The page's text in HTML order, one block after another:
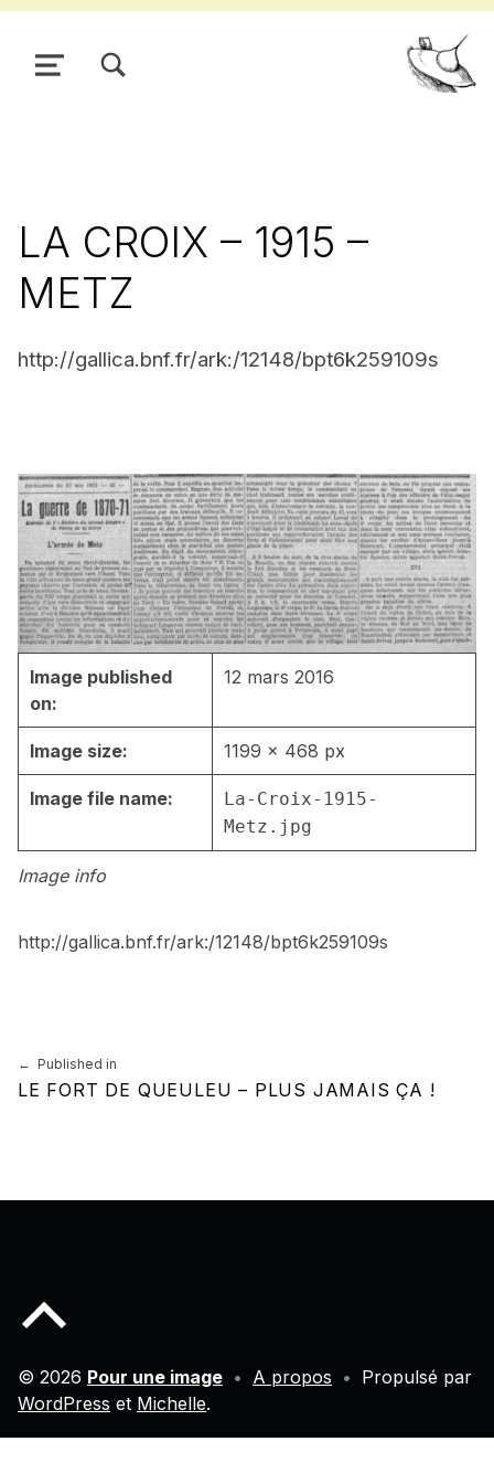
Pour
MENU
LA CROIX – 1915 –
METZ
http://gallica.bnf.fr/ark:/12148/bpt6k259109s
Image info
Image published
on:
12 mars 2016
Image size: 1199 × 468 px
Image file name:
La-Croix-1915-
Metz.jpg
http://gallica.bnf.fr/ark:/12148/bpt6k259109s
Skip back to main navigation
Navigation de l’article
Published in
LE FORT DE QUEULEU – PLUS JAMAIS ÇA !
© 2026 Pour une image • A propos • Propulsé par
WordPress et Michelle.